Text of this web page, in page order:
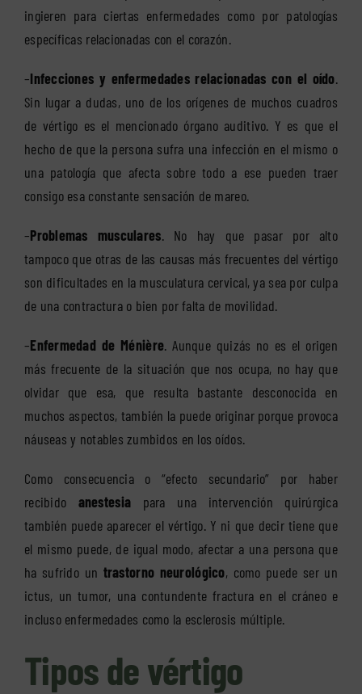
ingieren para ciertas enfermedades como por patologías
específicas relacionadas con el corazón.
–Infecciones y enfermedades relacionadas con el oído.
Sin lugar a dudas, uno de los orígenes de muchos cuadros
de vértigo es el mencionado órgano auditivo. Y es que el
hecho de que la persona sufra una infección en el mismo o
una patología que afecta sobre todo a ese pueden traer
consigo esa constante sensación de mareo.
–Problemas musculares. No hay que pasar por alto
tampoco que otras de las causas más frecuentes del vértigo
son dificultades en la musculatura cervical, ya sea por culpa
de una contractura o bien por falta de movilidad.
–Enfermedad de Ménière. Aunque quizás no es el origen
más frecuente de la situación que nos ocupa, no hay que
olvidar que esa, que resulta bastante desconocida en
muchos aspectos, también la puede originar porque provoca
náuseas y notables zumbidos en los oídos.
Como consecuencia o “efecto secundario” por haber
recibido anestesia para una intervención quirúrgica
también puede aparecer el vértigo. Y ni que decir tiene que
el mismo puede, de igual modo, afectar a una persona que
ha sufrido un trastorno neurológico, como puede ser un
ictus, un tumor, una contundente fractura en el cráneo e
incluso enfermedades como la esclerosis múltiple.
Tipos de vértigo